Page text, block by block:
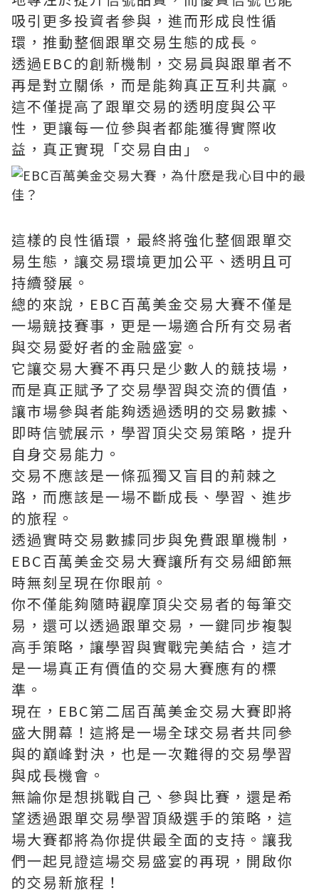
吸引更多投資者參與，進而形成良性循
環，推動整個跟單交易生態的成長。
透過EBC的創新機制，交易員與跟單者不
再是對立關係，而是能夠真正互利共贏。
這不僅提高了跟單交易的透明度與公平
性，更讓每一位參與者都能獲得實際收
益，真正實現「交易自由」。
這樣的良性循環，最終將強化整個跟單交
易生態，讓交易環境更加公平、透明且可
持續發展。
總的來說，EBC百萬美金交易大賽不僅是
一場競技賽事，更是一場適合所有交易者
與交易愛好者的金融盛宴。
它讓交易大賽不再只是少數人的競技場，
而是真正賦予了交易學習與交流的價值，
讓市場參與者能夠透過透明的交易數據、
即時信號展示，學習頂尖交易策略，提升
自身交易能力。
交易不應該是一條孤獨又盲目的荊棘之
路，而應該是一場不斷成長、學習、進步
的旅程。
透過實時交易數據同步與免費跟單機制，
EBC百萬美金交易大賽讓所有交易細節無
時無刻呈現在你眼前。
你不僅能夠隨時觀摩頂尖交易者的每筆交
易，還可以透過跟單交易，一鍵同步複製
高手策略，讓學習與實戰完美結合，這才
是一場真正有價值的交易大賽應有的標
準。
現在，EBC第二屆百萬美金交易大賽即將
盛大開幕！這將是一場全球交易者共同參
與的巔峰對決，也是一次難得的交易學習
與成長機會。
無論你是想挑戰自己、參與比賽，還是希
望透過跟單交易學習頂級選手的策略，這
場大賽都將為你提供最全面的支持。讓我
們一起見證這場交易盛宴的再現，開啟你
的交易新旅程！